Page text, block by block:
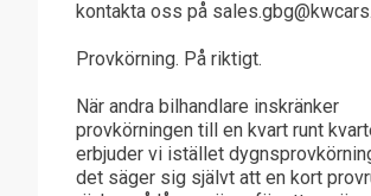
kontakta oss på
Provkörning. På riktigt.
När andra bilhandlare inskränker
provkörningen till en kvart runt
erbjuder vi istället
det säger sig självt att en kort